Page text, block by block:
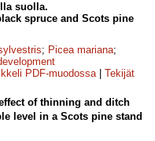
suolla.
spruce and Scots pine
; Picea mariana;
PDF-muodossa| Tekijät
of thinning and ditch
level in a Scots pine stand